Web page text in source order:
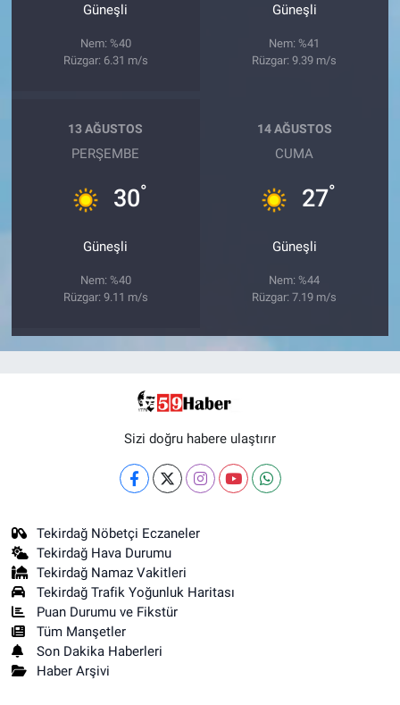
Güneşli
Nem: %40
Rüzgar: 6.31 m/s
Güneşli
Nem: %41
Rüzgar: 9.39 m/s
13 AĞUSTOS
PERŞEMBE
30°
Güneşli
Nem: %40
Rüzgar: 9.11 m/s
14 AĞUSTOS
CUMA
27°
Güneşli
Nem: %44
Rüzgar: 7.19 m/s
Sizi doğru habere ulaştırır
Tekirdağ Nöbetçi Eczaneler
Tekirdağ Hava Durumu
Tekirdağ Namaz Vakitleri
Tekirdağ Trafik Yoğunluk Haritası
Puan Durumu ve Fikstür
Tüm Manşetler
Son Dakika Haberleri
Haber Arşivi